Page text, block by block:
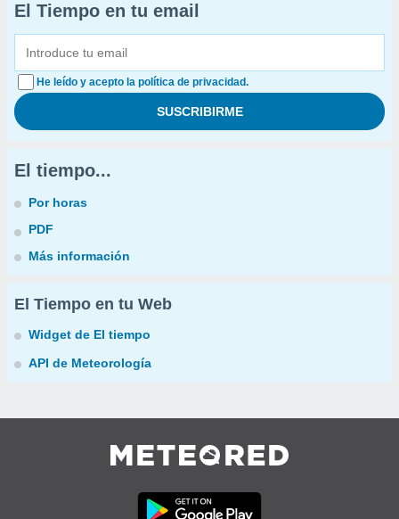
El Tiempo en tu email
He leído y acepto la política de privacidad.
El tiempo...
Por horas
PDF
Más información
El Tiempo en tu Web
Widget de El tiempo
API de Meteorología